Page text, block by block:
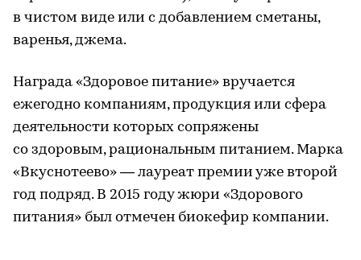
в чистом виде или с добавлением сметаны,
варенья, джема.
Награда «Здоровое питание» вручается
ежегодно компаниям, продукция или сфера
деятельности которых сопряжены
со здоровым, рациональным питанием. Марка
«Вкуснотеево» — лауреат премии уже второй
год подряд. В 2015 году жюри «Здорового
питания» был отмечен биокефир компании.